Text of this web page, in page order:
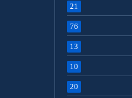
21
76
13
10
20